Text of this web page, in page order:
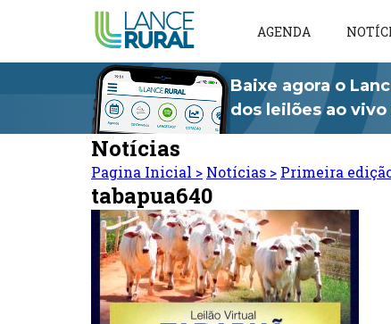
AGENDA
Baixe agora o
dos leilões ao
Notícias
Pagina Inicial > Notícias > Primeira
tabapua640